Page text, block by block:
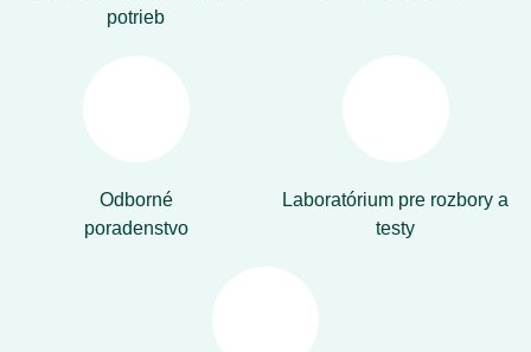
potrieb
Odborné
poradenstvo
Laboratórium pre rozbory a
testy